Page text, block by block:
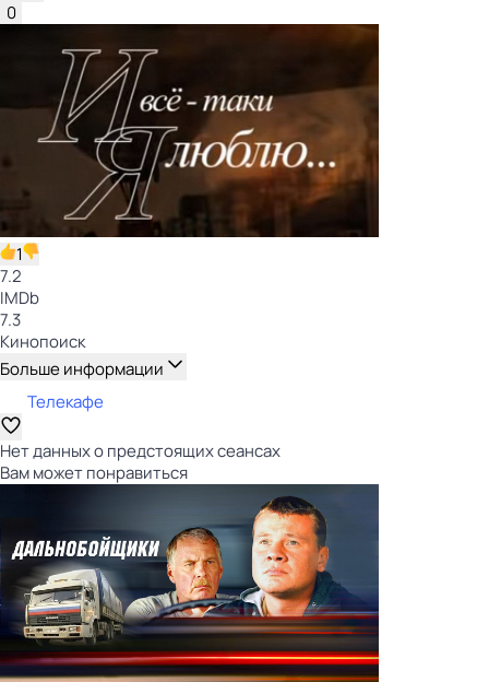
0
1
7.2
IMDb
7.3
Кинопоиск
Больше информации
Телекафе
Нет данных о предстоящих сеансах
Вам может понравиться